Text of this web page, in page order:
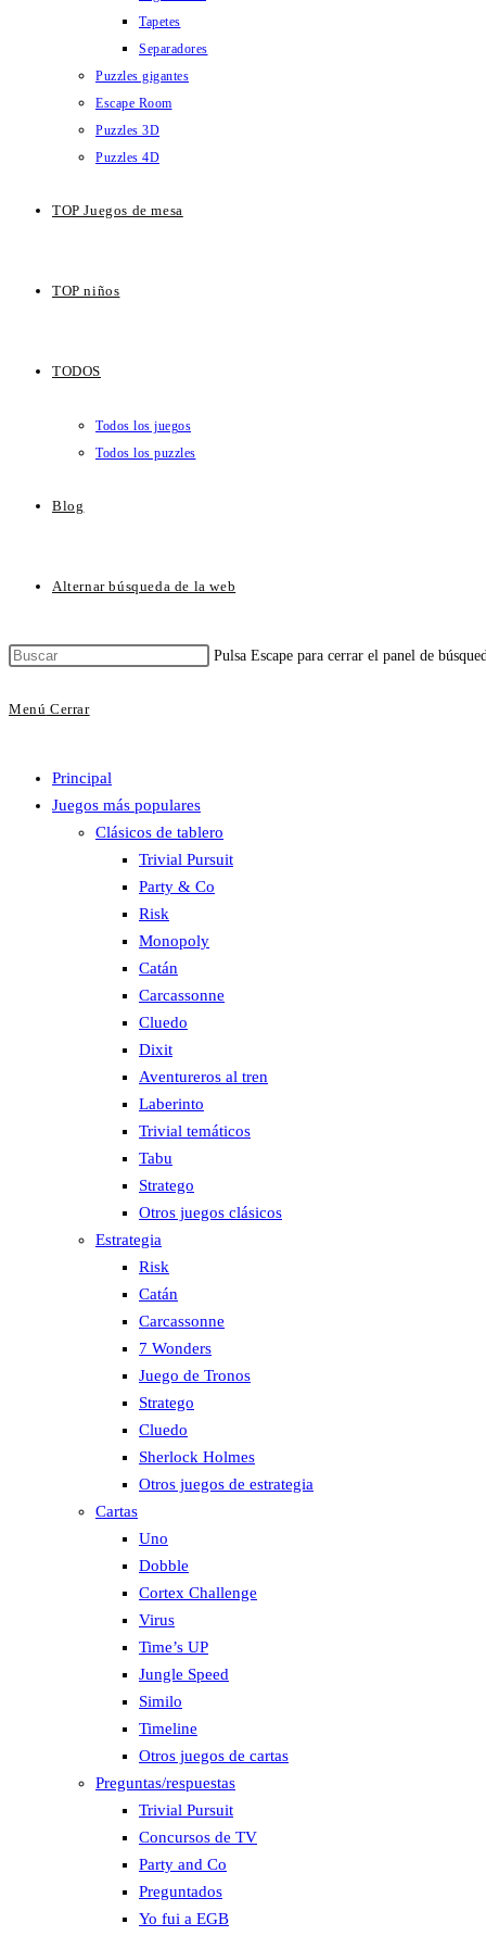
Tapetes
Separadores
Puzzles gigantes
Escape Room
Puzzles 3D
Puzzles 4D
TOP Juegos de mesa
TOP niños
TODOS
Todos los juegos
Todos los puzzles
Blog
Alternar búsqueda de la web
Pulsa Escape para cerrar el panel de
Menú Cerrar
Principal
Juegos más populares
Clásicos de tablero
Trivial Pursuit
Party & Co
Risk
Monopoly
Catán
Carcassonne
Cluedo
Dixit
Aventureros al tren
Laberinto
Trivial temáticos
Tabu
Stratego
Otros juegos clásicos
Estrategia
Risk
Catán
Carcassonne
7 Wonders
Juego de Tronos
Stratego
Cluedo
Sherlock Holmes
Otros juegos de estrategia
Cartas
Uno
Dobble
Cortex Challenge
Virus
Time’s UP
Jungle Speed
Similo
Timeline
Otros juegos de cartas
Preguntas/respuestas
Trivial Pursuit
Concursos de TV
Party and Co
Preguntados
Yo fui a EGB